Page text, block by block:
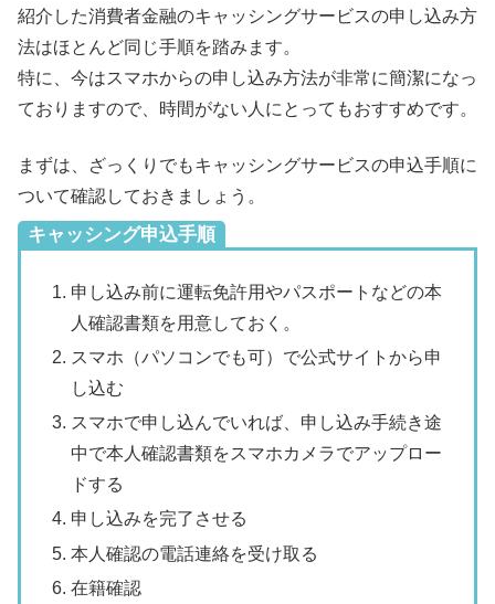
紹介した消費者金融のキャッシングサービスの申し込み方
法はほとんど同じ手順を踏みます。
特に、今はスマホからの申し込み方法が非常に簡潔になっ
ておりますので、時間がない人にとってもおすすめです。
まずは、ざっくりでもキャッシングサービスの申込手順に
ついて確認しておきましょう。
キャッシング申込手順
申し込み前に運転免許用やパスポートなどの本
人確認書類を用意しておく。
スマホ（パソコンでも可）で公式サイトから申
し込む
スマホで申し込んでいれば、申し込み手続き途
中で本人確認書類をスマホカメラでアップロー
ドする
申し込みを完了させる
本人確認の電話連絡を受け取る
在籍確認